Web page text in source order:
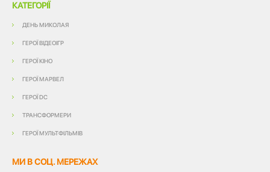
КАТЕГОРІЇ
ДЕНЬ МИКОЛАЯ
ГЕРОЇ ВІДЕОІГР
ГЕРОЇ КІНО
ГЕРОЇ МАРВЕЛ
ГЕРОЇ DC
ТРАНСФОРМЕРИ
ГЕРОЇ МУЛЬТФІЛЬМІВ
МИ В СОЦ. МЕРЕЖАХ